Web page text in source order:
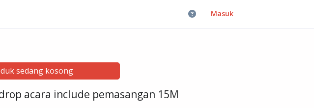
Masuk
sedang kosong
acara include pemasangan 15M